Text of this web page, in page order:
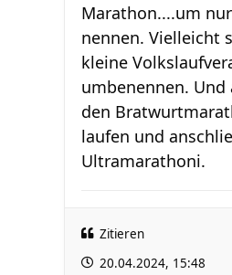
Marathon....um
nennen. Vielleicht
kleine
umbenennen.
den
laufen und
Ultramarathoni.
Zitieren
20.04.2024, 15:48